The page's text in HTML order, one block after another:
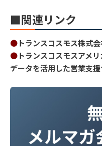
■関連リンク
●トランスコスモス株式
●トランスコスモスアメ
データを活用した営業支